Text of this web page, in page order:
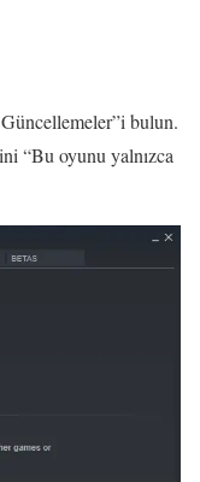
bulun.
“Bu oyunu yalnızca